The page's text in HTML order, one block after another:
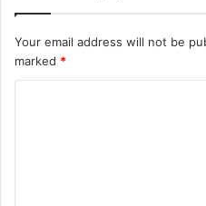
Your email address will not be
marked *